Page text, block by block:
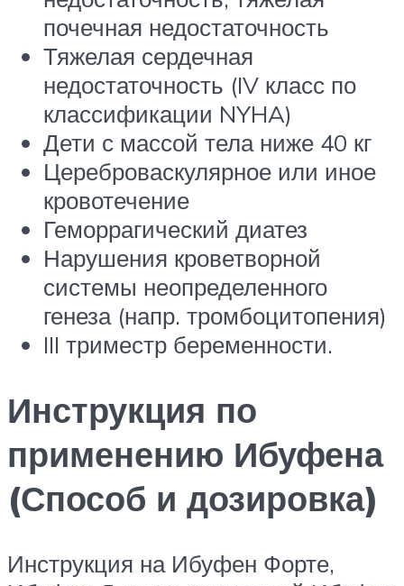
почечная недостаточность
Тяжелая сердечная
недостаточность (IV класс по
классификации NYHA)
Дети с массой тела ниже 40 кг
Цереброваскулярное или иное
кровотечение
Геморрагический диатез
Нарушения кроветворной
системы неопределенного
генеза (напр. тромбоцитопения)
III триместр беременности.
Инструкция по
применению Ибуфена
(Способ и дозировка)
Инструкция на Ибуфен Форте,